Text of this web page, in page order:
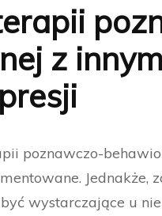
z
poznawczo-
Jednakże,
wystarczające u